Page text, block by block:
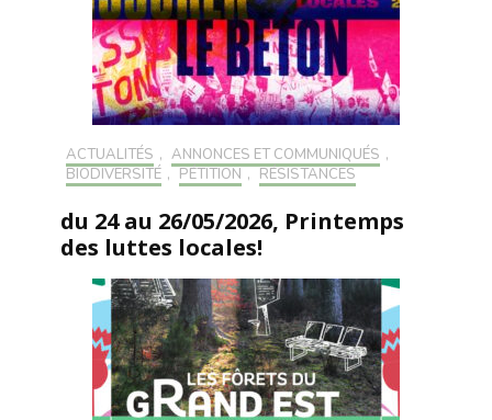
ACTUALITÉS , ANNONCES ET COMMUNIQUÉS ,
BIODIVERSITÉ , PÉTITION , RÉSISTANCES
du 24 au 26/05/2026, Printemps
des luttes locales!